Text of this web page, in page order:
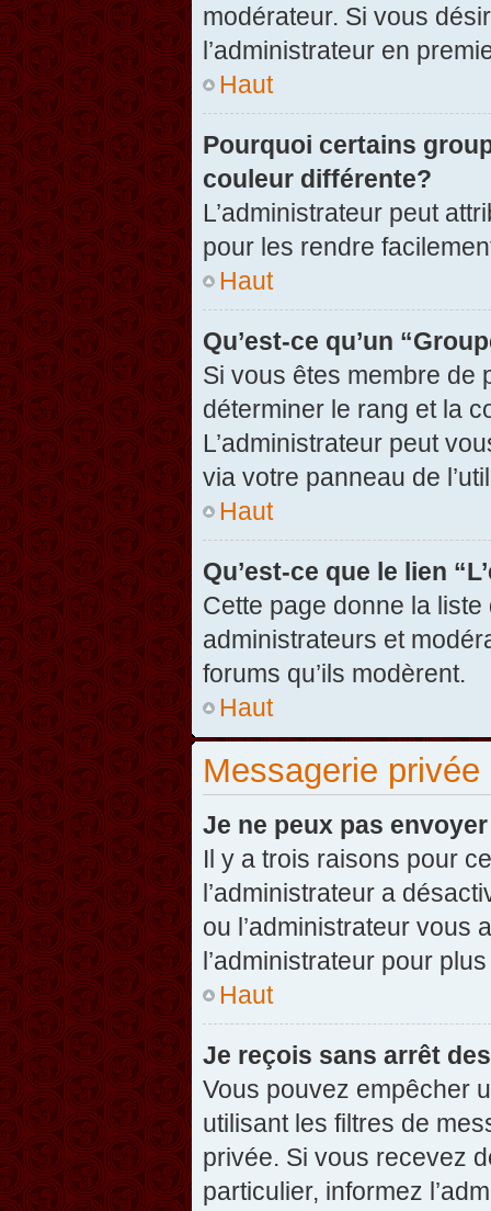
modérateur. Si vous
l’administrateur en
Haut
Pourquoi certains
couleur différente?
L’administrateur peut
pour les rendre
Haut
Qu’est-ce qu’un
Si vous êtes membre de
déterminer le rang et la
L’administrateur peut
via votre panneau de
Haut
Qu’est-ce que le lien
Cette page donne la
administrateurs et
forums qu’ils modèrent.
Haut
Messagerie privée
Je ne peux pas
Il y a trois raisons pour
l’administrateur a
ou l’administrateur vous
l’administrateur pour
Haut
Je reçois sans arrêt
Vous pouvez empêcher
utilisant les filtres de
privée. Si vous recevez
particulier, informez